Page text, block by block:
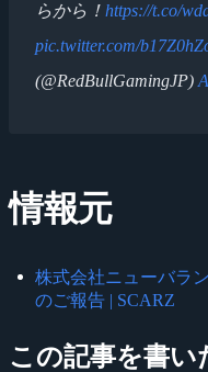
らから！ https://t.co/
pic.twitter.com/
(@RedBullGamingJP)
情報元
株式会社ニューバラ
のご報告 | SCARZ
この記事を書い